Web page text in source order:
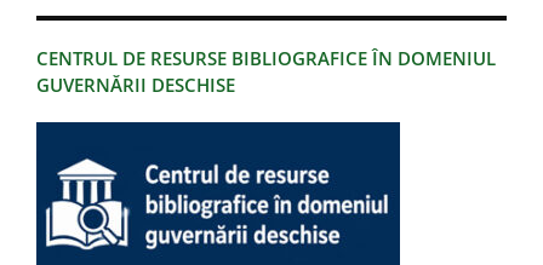
CENTRUL DE RESURSE BIBLIOGRAFICE ÎN DOMENIUL
GUVERNĂRII DESCHISE